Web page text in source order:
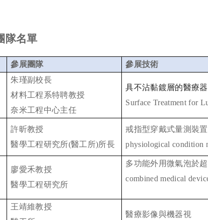
隊名單
參展團隊 參展技術
朱瑾副校長
材料工程系特聘教授
奈米工程中心主任
具不沾黏鍍層的醫療
Surface Treatment for
許昕教授
醫學工程研究所(醫工所)所長
戒指型穿戴式量測裝
physiological condition
廖愛禾教授
醫學工程研究所
多功能外用微氣泡於
combined medical
王靖維教授
醫療影像與機器視